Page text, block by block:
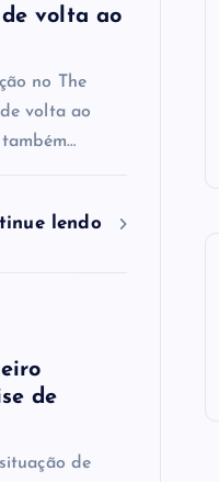
volta ao
no The
volta ao
lendo
de
de